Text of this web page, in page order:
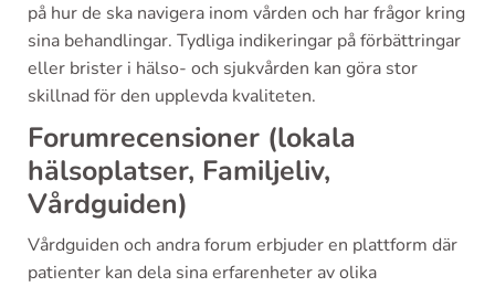
på hur de ska navigera inom vården och har frågor kring
sina behandlingar. Tydliga indikeringar på förbättringar
eller brister i hälso- och sjukvården kan göra stor
skillnad för den upplevda kvaliteten.
Forumrecensioner (lokala
hälsoplatser, Familjeliv,
Vårdguiden)
Vårdguiden och andra forum erbjuder en plattform där
patienter kan dela sina erfarenheter av olika